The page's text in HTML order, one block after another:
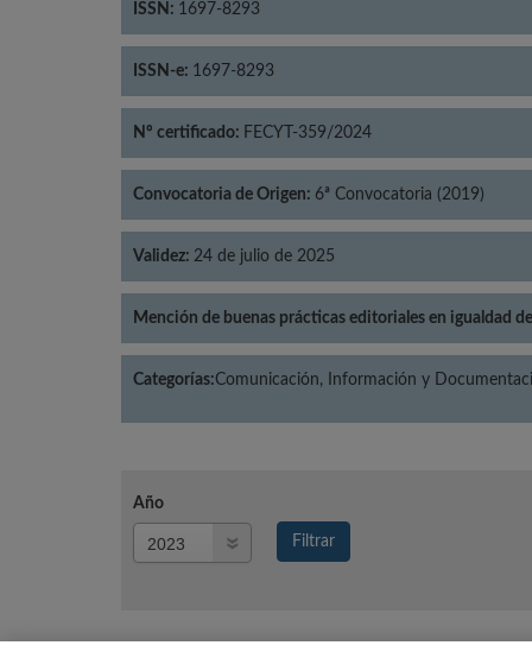
ISSN: 1697-8293
ISSN-e: 1697-8293
Nº certificado: FECYT-359/2024
Convocatoria de Origen: 6ª Convocatoria (2019)
Validez: 24 de julio de 2025
Mención de buenas prácticas editoriales en igualdad
Categorías:Comunicación, Información y
Año
Filtrar